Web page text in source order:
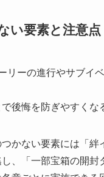
い要素と注意点
リーの進行やサブイ
後悔を防ぎやすくな
かない要素には「
、「一部宝箱の開封